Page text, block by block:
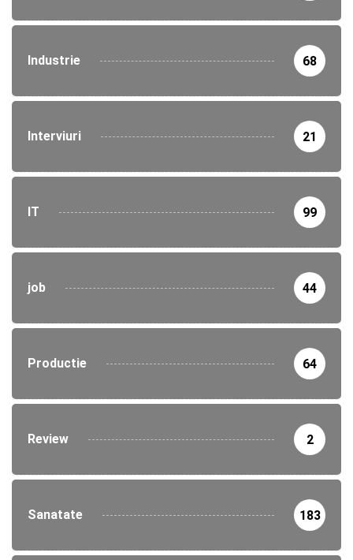
Industrie 68
Interviuri 21
IT 99
job 44
Productie 64
Review 2
Sanatate 183